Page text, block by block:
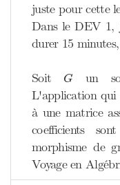
juste pour cette
Dans le DEV 1,
durer 15
Soit G
G un
L'application qui
à une matrice
coefficients
morphisme de
Voyage en